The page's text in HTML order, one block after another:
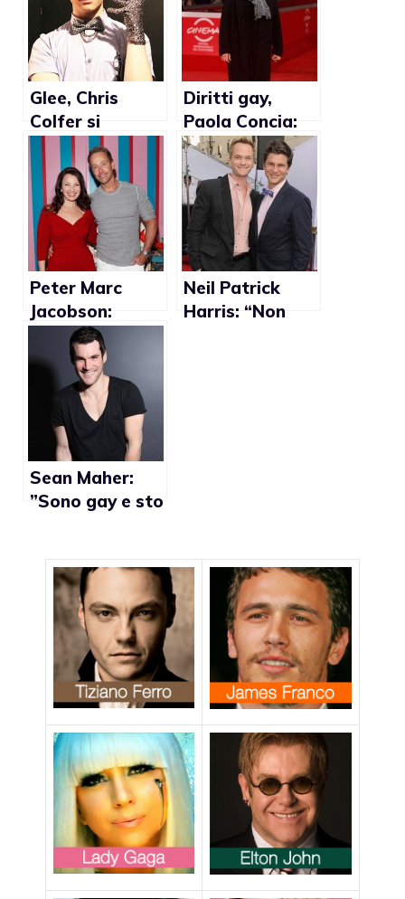
Glee, Chris
Colfer si
congratula con
Ryan Murphy
per scene di
sesso gay
Diritti gay,
Paola Concia:
“Bisogna Fare
come Obama”.
Binetti: “Non è
una priorità”
Peter Marc
Jacobson:
“Sono ancora
l’ex marito gay
felicemente
divorziato con
Fran Drescher”
Neil Patrick
Harris: “Non
Sean Maher:
”Sono gay e sto
coming out”